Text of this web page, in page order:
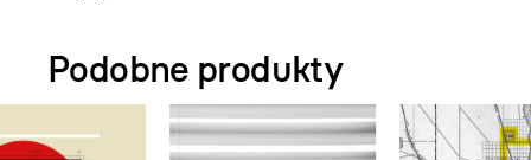
Podobne produkty